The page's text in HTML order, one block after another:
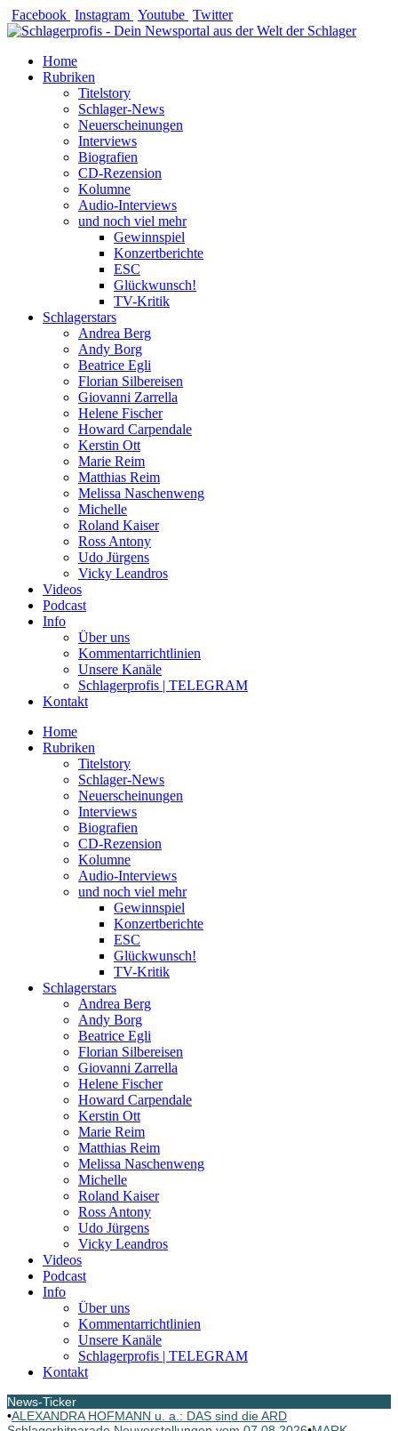
Zum
Inhalt
Facebook Instagram Youtube Twitter
Home
Rubriken
Titelstory
Schlager-News
Neuerscheinungen
Interviews
Biografien
CD-Rezension
Kolumne
Audio-Interviews
und noch viel mehr
Gewinnspiel
Konzertberichte
ESC
Glückwunsch!
TV-Kritik
Schlagerstars
Andrea Berg
Andy Borg
Beatrice Egli
Florian Silbereisen
Giovanni Zarrella
Helene Fischer
Howard Carpendale
Kerstin Ott
Marie Reim
Matthias Reim
Melissa Naschenweng
Michelle
Roland Kaiser
Ross Antony
Udo Jürgens
Vicky Leandros
Videos
Podcast
Info
Über uns
Kommentarrichtlinien
Unsere Kanäle
Schlagerprofis | TELEGRAM
Kontakt
Home
Rubriken
Titelstory
Schlager-News
Neuerscheinungen
Interviews
Biografien
CD-Rezension
Kolumne
Audio-Interviews
und noch viel mehr
Gewinnspiel
Konzertberichte
ESC
Glückwunsch!
TV-Kritik
Schlagerstars
Andrea Berg
Andy Borg
Beatrice Egli
Florian Silbereisen
Giovanni Zarrella
Helene Fischer
Howard Carpendale
Kerstin Ott
Marie Reim
Matthias Reim
Melissa Naschenweng
Michelle
Roland Kaiser
Ross Antony
Udo Jürgens
Vicky Leandros
Videos
Podcast
Info
Über uns
Kommentarrichtlinien
Unsere Kanäle
Schlagerprofis | TELEGRAM
Kontakt
News-Ticker
•ALEXANDRA HOFMANN u. a.: DAS sind die ARD